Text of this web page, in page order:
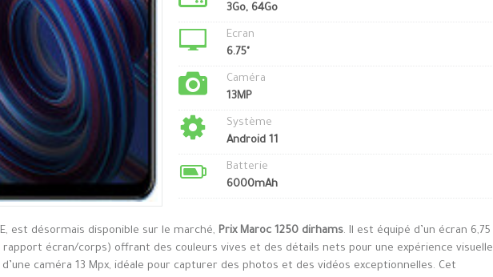
3Go, 64Go
Ecran
6.75"
Caméra
13MP
Système
Android 11
Batterie
6000mAh
est désormais disponible sur le marché, Prix Maroc 1250 dirhams. Il est équipé d’un écran 6,75
rapport écran/corps) offrant des couleurs vives et des détails nets pour une expérience visuelle
caméra 13 Mpx, idéale pour capturer des photos et des vidéos exceptionnelles. Cet